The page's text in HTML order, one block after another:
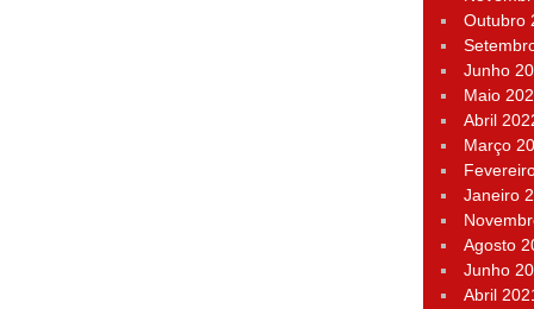
Outubro
Junho
Maio
Abril
Março
Janeiro
Agosto
Junho
Abril